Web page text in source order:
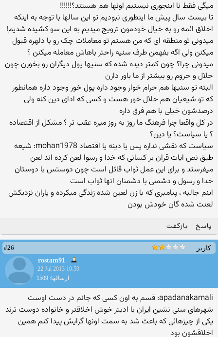
میگی فقط نا اینجوری نیستیم اونها هم هستند؟!!!!!!
تا بیست سال پیش ما اینطوری نبودیم تو این سالها با توجه به اینکه
اخلاق ائمه رو به خیال خودمون ترویج میدیم به این سو کشیده شدیم!
میدونی تو منطقه ای که من هستم تو معاملات چک رو با دلهره قبول
میکنن ولی اگه بفهمن طرف سنیه راحتر باهاش معامله میکنن ؟
میدونی چرا؟ چون کمتر دیده شده که سنیها پول دیگران رو بخورن چون
حلال و حروم رو بیشتر از ما باور دارن
البته تو سنیها هم حرام خوار وجود داره پول خور وجود داره همانطور
که تو شیعیان هم حلال خور هست و کسی که ادای دین کنه ولی
درصدشون خیلی با هم فرق داره
در کل واقعا چرا فرهنگ ما روز به روز میره عقب تر ؟ مشکل از اقتصاده
؟ یا سیاست؟ یا دین؟
سیاست که نقشی نداره پس یا دینه یا اقتصاد mohan1978: شیعه
طبق نص ایات قران بر کسانی که خدا و رسوا لعن کرده اند لعن
میفرستد و برای این عمل ثواب قائل است چون دوستس با دوستان
خدا و رسول و دشمنی با دشمنان انها ثواب است
اینم جالبه ، پیامبری که با زن لعین شده زندگی میکرده و یاران نزدیکش
لعنت شده گان خودش بودن
پاسخ بازگفت
کاربر
#26
rostam91
22 Jul 2013 10:59
ارسالها: 1509
apadanakamali: قسم به اون کسی که جانم در دست اوست
شهرهای سنی نشین ایران با ادبتر خوش اخلاقتر و خانواده دوست ترند
یکی از چیزهائی که باعث شد به سمت اونها گرایش پیدا کنم همین
اخلاقشون بود